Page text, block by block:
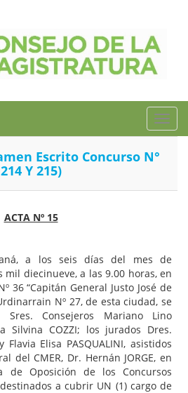
Escrito Concurso N°
214 Y 215)
ACTA Nº 15
a los seis días del mes de
diecinueve, a las 9.00 horas, en
36 “Capitán General Justo José de
Nº 27, de esta ciudad, se
Sres. Consejeros Mariano Lino
Silvina COZZI; los jurados Dres.
Flavia Elisa PASQUALINI, asistidos
del CMER, Dr. Hernán JORGE, en
Oposición de los Concursos
a cubrir UN (1) cargo de